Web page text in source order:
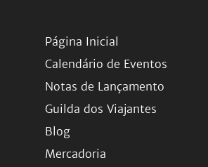
Página Inicial
Calendário de Eventos
Notas de Lançamento
Guilda dos Viajantes
Blog
Mercadoria